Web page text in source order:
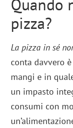
Quando
pizza?
La pizza in sé
conta davvero
mangi e in
un impasto
consumi con